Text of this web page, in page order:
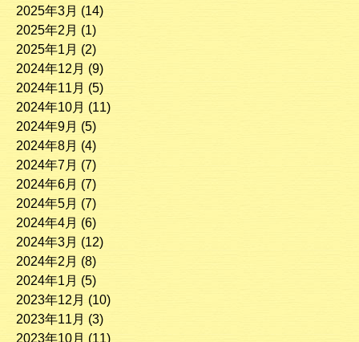
2025年3月 (14)
2025年2月 (1)
2025年1月 (2)
2024年12月 (9)
2024年11月 (5)
2024年10月 (11)
2024年9月 (5)
2024年8月 (4)
2024年7月 (7)
2024年6月 (7)
2024年5月 (7)
2024年4月 (6)
2024年3月 (12)
2024年2月 (8)
2024年1月 (5)
2023年12月 (10)
2023年11月 (3)
2023年10月 (11)